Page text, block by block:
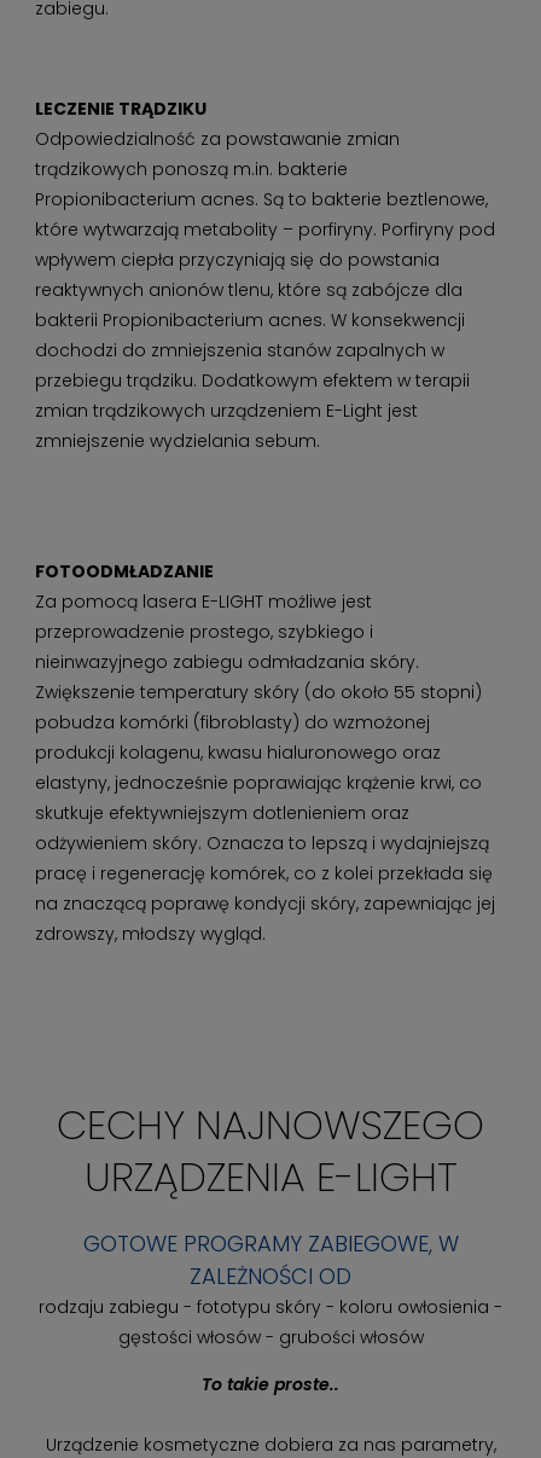
zabiegu.
LECZENIE TRĄDZIKU
Odpowiedzialność za powstawanie zmian
trądzikowych ponoszą m.in. bakterie
Propionibacterium acnes. Są to bakterie beztlenowe,
które wytwarzają metabolity – porfiryny. Porfiryny pod
wpływem ciepła przyczyniają się do powstania
reaktywnych anionów tlenu, które są zabójcze dla
bakterii Propionibacterium acnes. W konsekwencji
dochodzi do zmniejszenia stanów zapalnych w
przebiegu trądziku. Dodatkowym efektem w terapii
zmian trądzikowych urządzeniem E-Light jest
zmniejszenie wydzielania sebum.
FOTOODMŁADZANIE
Za pomocą lasera E-LIGHT możliwe jest
przeprowadzenie prostego, szybkiego i
nieinwazyjnego zabiegu odmładzania skóry.
Zwiększenie temperatury skóry (do około 55 stopni)
pobudza komórki (fibroblasty) do wzmożonej
produkcji kolagenu, kwasu hialuronowego oraz
elastyny, jednocześnie poprawiając krążenie krwi, co
skutkuje efektywniejszym dotlenieniem oraz
odżywieniem skóry. Oznacza to lepszą i wydajniejszą
pracę i regenerację komórek, co z kolei przekłada się
na znaczącą poprawę kondycji skóry, zapewniając jej
zdrowszy, młodszy wygląd.
CECHY NAJNOWSZEGO
URZĄDZENIA E-LIGHT
GOTOWE PROGRAMY ZABIEGOWE, W
ZALEŻNOŚCI OD
rodzaju zabiegu - fototypu skóry - koloru owłosienia -
gęstości włosów - grubości włosów
To takie proste..
Urządzenie kosmetyczne dobiera za nas parametry,